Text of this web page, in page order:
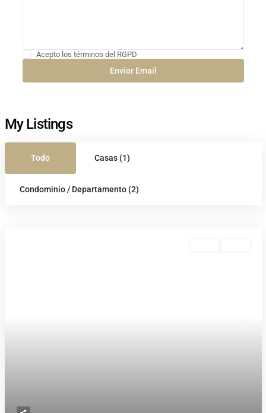
Acepto los términos del RGPD
My Listings
Todo Casas (1)
Condominio / Departamento (2)